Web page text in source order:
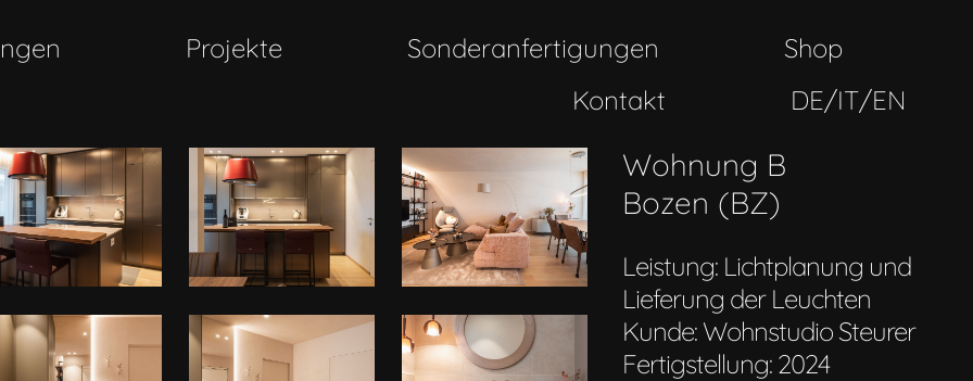
Projekte Sonderanfertigungen
Shop
Kontakt
DE/IT/EN
Wohnung B
Bozen (BZ)
Leistung: Lichtplanung und
Lieferung der Leuchten
Kunde: Wohnstudio Steurer
Fertigstellung: 2024